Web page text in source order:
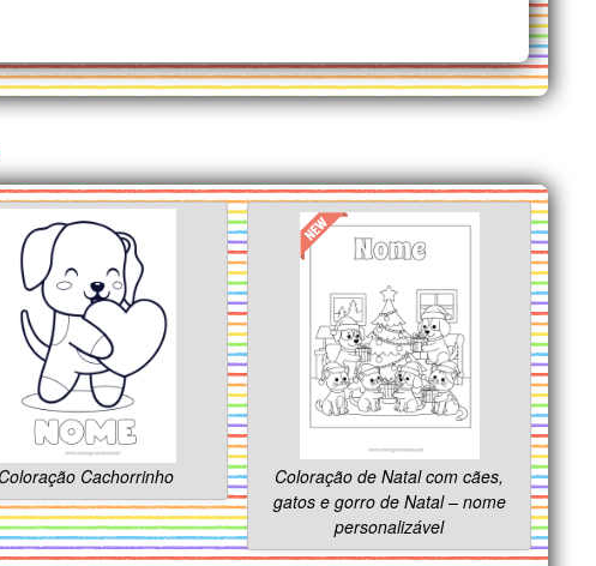
Coloração Cachorrinho
Coloração de Natal com cães,
gatos e gorro de Natal – nome
personalizável